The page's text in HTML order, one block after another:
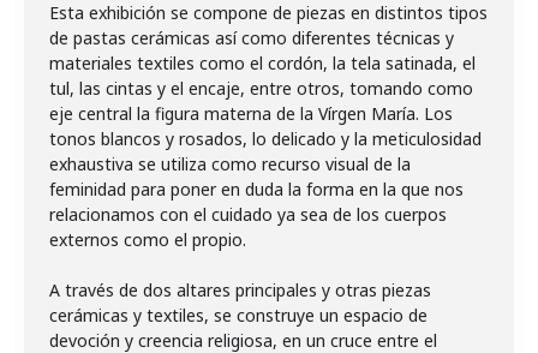
Esta exhibición se compone de piezas en distintos tipos
de pastas cerámicas así como diferentes técnicas y
materiales textiles como el cordón, la tela satinada, el
tul, las cintas y el encaje, entre otros, tomando como
eje central la figura materna de la Vírgen María. Los
tonos blancos y rosados, lo delicado y la meticulosidad
exhaustiva se utiliza como recurso visual de la
feminidad para poner en duda la forma en la que nos
relacionamos con el cuidado ya sea de los cuerpos
externos como el propio.
A través de dos altares principales y otras piezas
cerámicas y textiles, se construye un espacio de
devoción y creencia religiosa, en un cruce entre el